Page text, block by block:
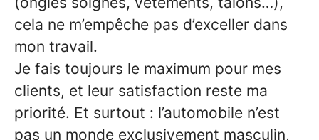
cela ne m’empêche pas d’exceller dans
mon travail.
Je fais toujours le maximum pour mes
clients, et leur satisfaction reste ma
priorité. Et surtout : l’automobile n’est
pas un monde exclusivement masculin,